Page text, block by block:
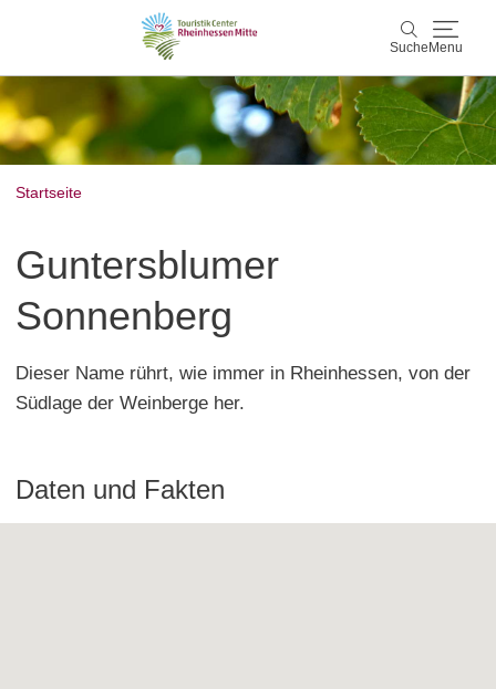
Suche Menu
Suche
Rheinhessen Mitte
Karte
Startseite
Guntersblumer
Sonnenberg
Dieser Name rührt, wie immer in Rheinhessen, von der
Südlage der Weinberge her.
Daten und Fakten